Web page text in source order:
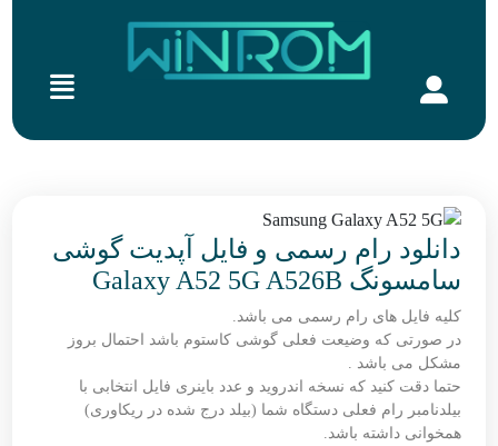
دانلود رام رسمی و فایل آپدیت گوشی
سامسونگ Galaxy A52 5G A526B
کلیه فایل های رام رسمی می باشد.
در صورتی که وضیعت فعلی گوشی کاستوم باشد احتمال بروز
مشکل می باشد .
حتما دقت کنید که نسخه اندروید و عدد باینری فایل انتخابی با
بیلدنامبر رام فعلی دستگاه شما (بیلد درج شده در ریکاوری)
همخوانی داشته باشد.